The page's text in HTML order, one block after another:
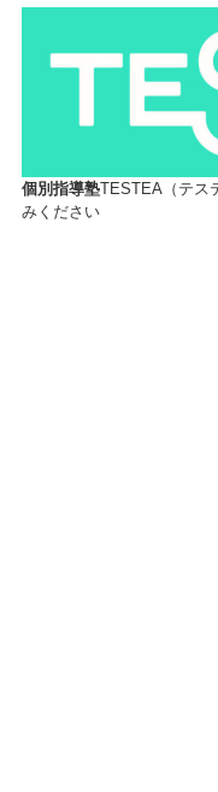
個別指導塾TESTEA（テス
みください